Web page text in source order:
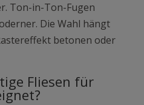
Ton-in-Ton-Fugen
Die Wahl hängt
betonen oder
Fliesen für